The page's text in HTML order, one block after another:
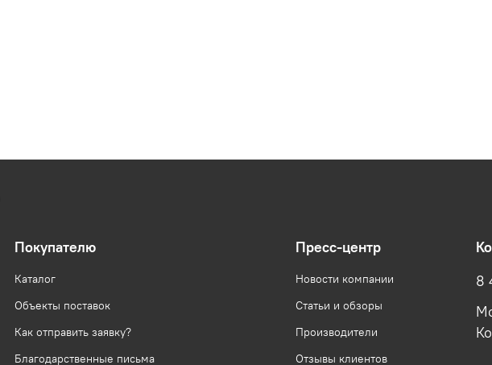
Покупателю
Каталог
Объекты поставок
Как отправить заявку?
Благодарственные письма
Пресс-центр
Новости компании
Статьи и обзоры
Производители
Отзывы клиентов
8